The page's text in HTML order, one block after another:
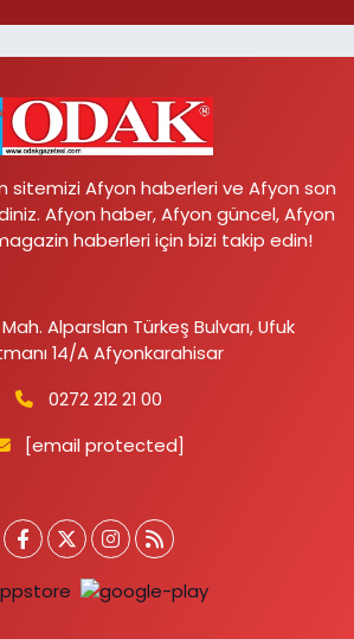
sitemizi Afyon haberleri ve Afyon son
Afyon haber, Afyon güncel, Afyon
haberleri için bizi takip edin!
Alparslan Türkeş Bulvarı, Ufuk
14/A Afyonkarahisar
0272 212 21 00
[email protected]